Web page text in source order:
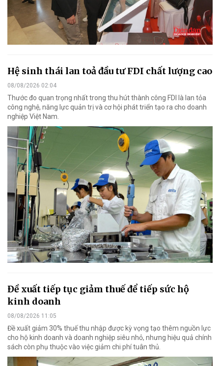
Hệ sinh thái lan toả đầu tư FDI chất lượng cao
08/08/2026 02:04
Thước đo quan trọng nhất trong thu hút thành công FDI là lan tỏa
công nghệ, năng lực quản trị và cơ hội phát triển tạo ra cho doanh
nghiệp Việt Nam.
Đề xuất tiếp tục giảm thuế để tiếp sức hộ
kinh doanh
08/08/2026 11:05
Đề xuất giảm 30% thuế thu nhập được kỳ vọng tạo thêm nguồn lực
cho hộ kinh doanh và doanh nghiệp siêu nhỏ, nhưng hiệu quả chính
sách còn phụ thuộc vào việc giảm chi phí tuân thủ.